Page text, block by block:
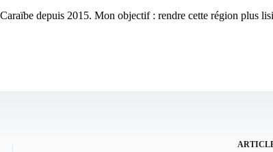
depuis 2015. Mon objectif : rendre cette région plus